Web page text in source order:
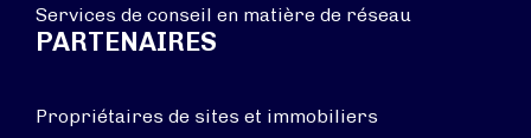
Services de conseil en matière de réseau
PARTENAIRES
Propriétaires de sites et immobiliers